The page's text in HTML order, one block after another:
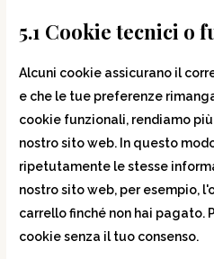
5.1 Cookie tecnici o
Alcuni cookie assicurano il
e che le tue preferenze
cookie funzionali, rendiamo
nostro sito web. In questo
ripetutamente le stesse
nostro sito web, per esempio,
carrello finché non hai pagato.
cookie senza il tuo consenso.